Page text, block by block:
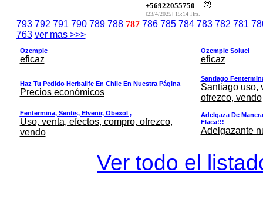
+56922055750 ::
[23/4/2025] 15:14 Hrs.
793 792 791 790 789 788 787 786 785 784 783 782 781
763 ver mas >>>
Ozempic
eficaz
Ozempic Soluci
eficaz
Haz Tu Pedido Herbalife En Chile En Nuestra Página
Precios económicos
Santiago
Santiago uso,
ofrezco, vendo
Fentermina, Sentis, Elvenir, Obexol ,
Uso, venta, efectos, compro, ofrezco,
vendo
Adelgaza De
Flaca!!!
Adelgazante
Ver todo el